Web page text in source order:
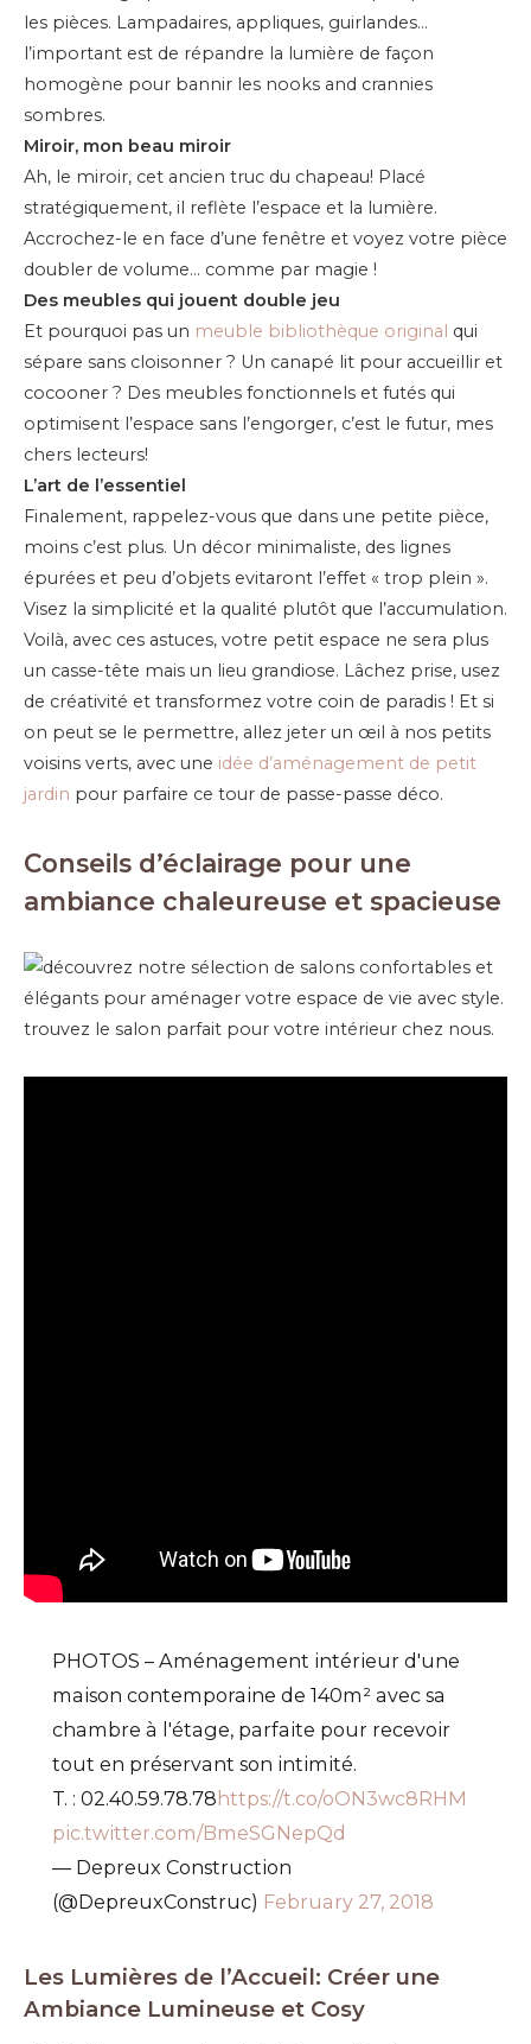
les pièces. Lampadaires, appliques, guirlandes…
l’important est de répandre la lumière de façon
homogène pour bannir les nooks and crannies
sombres.
Miroir, mon beau miroir
Ah, le miroir, cet ancien truc du chapeau! Placé
stratégiquement, il reflète l’espace et la lumière.
Accrochez-le en face d’une fenêtre et voyez votre pièce
doubler de volume… comme par magie !
Des meubles qui jouent double jeu
Et pourquoi pas un meuble bibliothèque original qui
sépare sans cloisonner ? Un canapé lit pour accueillir et
cocooner ? Des meubles fonctionnels et futés qui
optimisent l’espace sans l’engorger, c’est le futur, mes
chers lecteurs!
L’art de l’essentiel
Finalement, rappelez-vous que dans une petite pièce,
moins c’est plus. Un décor minimaliste, des lignes
épurées et peu d’objets evitaront l’effet « trop plein ».
Visez la simplicité et la qualité plutôt que l’accumulation.
Voilà, avec ces astuces, votre petit espace ne sera plus
un casse-tête mais un lieu grandiose. Lâchez prise, usez
de créativité et transformez votre coin de paradis ! Et si
on peut se le permettre, allez jeter un œil à nos petits
voisins verts, avec une idée d’aménagement de petit
jardin pour parfaire ce tour de passe-passe déco.
Conseils d’éclairage pour une
ambiance chaleureuse et spacieuse
PHOTOS – Aménagement intérieur d'une
maison contemporaine de 140m² avec sa
chambre à l'étage, parfaite pour recevoir
tout en préservant son intimité.
T. : 02.40.59.78.78https://t.co/oON3wc8RHM
pic.twitter.com/BmeSGNepQd
— Depreux Construction
(@DepreuxConstruc) February 27, 2018
Les Lumières de l’Accueil: Créer une
Ambiance Lumineuse et Cosy